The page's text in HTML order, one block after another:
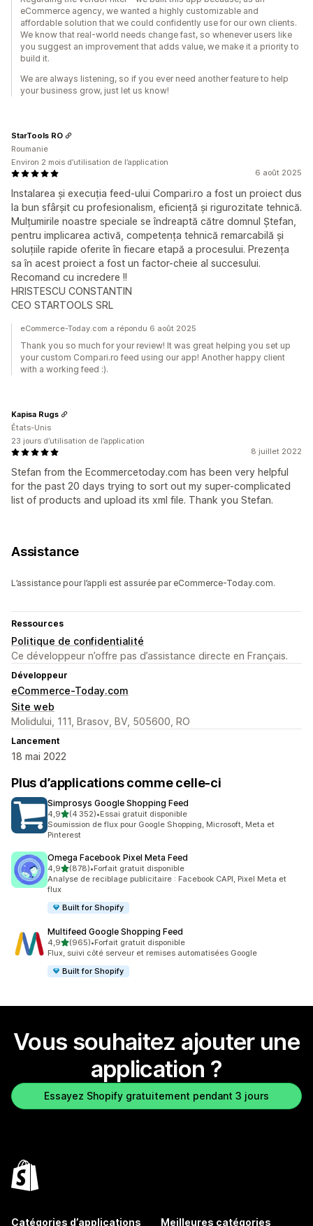
eCommerce agency, we wanted a highly customizable and
affordable solution that we could confidently use for our own clients.
We know that real-world needs change fast, so whenever users like
you suggest an improvement that adds value, we make it a priority to
build it.
We are always listening, so if you ever need another feature to help
your business grow, just let us know!
6 août 2025
Instalarea și execuția feed-ului Compari.ro a fost un proiect dus
la bun sfârșit cu profesionalism, eficiență și rigurozitate tehnică.
Mulțumirile noastre speciale se îndreaptă către domnul Ștefan,
pentru implicarea activă, competența tehnică remarcabilă și
soluțiile rapide oferite în fiecare etapă a procesului. Prezența
sa în acest proiect a fost un factor-cheie al succesului.
Recomand cu incredere !!
HRISTESCU CONSTANTIN
CEO STARTOOLS SRL
StarTools RO
Roumanie
Environ 2 mois d’utilisation de l’application
eCommerce-Today.com a répondu 6 août 2025
Thank you so much for your review! It was great helping you set up
your custom Compari.ro feed using our app! Another happy client
with a working feed :).
8 juillet 2022
Stefan from the Ecommercetoday.com has been very helpful
for the past 20 days trying to sort out my super-complicated
list of products and upload its xml file. Thank you Stefan.
Kapisa Rugs
États-Unis
23 jours d’utilisation de l’application
Assistance
L’assistance pour l’appli est assurée par eCommerce-Today.com.
Ressources
Politique de confidentialité
Ce développeur n’offre pas d’assistance directe en Français.
Développeur
eCommerce-Today.com
Site web
Molidului, 111, Brasov, BV, 505600, RO
Lancement
18 mai 2022
Plus d’applications comme celle-ci
Simprosys Google Shopping Feed
4,9étoile(s) sur 5
(4 352)
4352 avis au total
•Essai gratuit disponible
Soumission de flux pour Google Shopping, Microsoft, Meta et
Pinterest
Omega Facebook Pixel Meta Feed
4,9étoile(s) sur 5
(878)
878 avis au total
•Forfait gratuit disponible
Analyse de reciblage publicitaire : Facebook CAPI, Pixel Meta et
flux
Built for Shopify
Multifeed Google Shopping Feed
4,9étoile(s) sur 5
(965)
965 avis au total
•Forfait gratuit disponible
Flux, suivi côté serveur et remises automatisées Google
Built for Shopify
Vous souhaitez ajouter une
application ?
Essayez Shopify gratuitement pendant 3 jours
Catégories d’applications Meilleures catégories